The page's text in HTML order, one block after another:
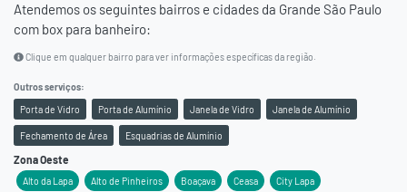
Atendemos os seguintes bairros e cidades da Grande São Paulo
com box para banheiro:
Clique em qualquer bairro para ver informações específicas da região.
Outros serviços:
Porta de Vidro
Porta de Alumínio Janela de Vidro Janela de Alumínio
Fechamento de Área Esquadrias de Alumínio
Zona Oeste
Alto da Lapa Alto de Pinheiros Boaçava Ceasa City Lapa